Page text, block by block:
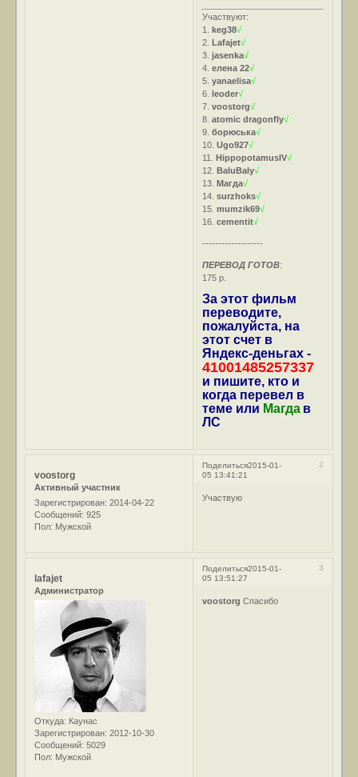
Участвуют:
1.keg38√
2.Lafajet√
3.jasenka√
4.елена 22√
5.yanaelisa√
6.leoder√
7.voostorg√
8.atomic dragonfly√
9.борюська√
10.Ugo927√
11.HippopotamusIV√
12.BaluBaly√
13.Магда√
14.surzhoks√
15.mumzik69√
16.cementit√
-------------------
ПЕРЕВОД ГОТОВ:
175 р.
За этот фильм
переводите,
пожалуйста, на
этот счет в
Яндекс-деньгах -
41001485257337
и пишите, кто и
когда перевел в
теме или Магда в
ЛС
Поделиться 2
2015-01-
05 13:41:21
voostorg
Активный участник
Зарегистрирован: 2014-04-22
Сообщений: 925
Пол: Мужской
Участвую
Поделиться 3
2015-01-
05 13:51:27
lafajet
Администратор
Откуда: Каунас
Зарегистрирован: 2012-10-30
Сообщений: 5029
Пол: Мужской
voostorg Спасибо